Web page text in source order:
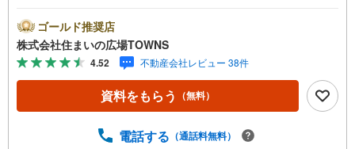
きれいな中古マンションで住み心地にも充実しています。
オートロック付き物件なので、安心して暮らすことができ
ます。月額利用料金5000円の駐車場です。こちらは10階建
ての建物です。バルコニーの広さが9.39平米の物件です。
ゴールド推奨店
株式会社住まいの広場TOWNS
4.52 不動産会社レビュー 38件
資料をもらう （無料）
電話する （通話料無料）